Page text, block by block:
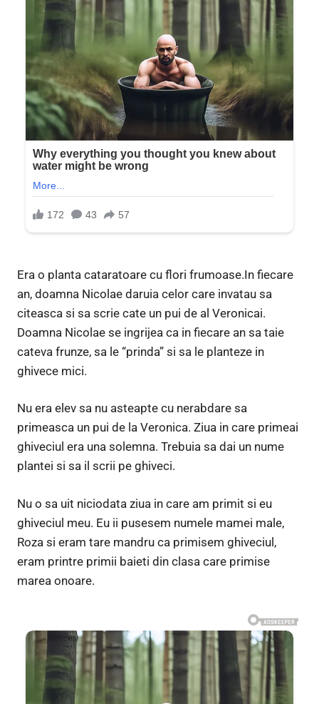
Era o planta cataratoare cu flori frumoase.In fiecare
an, doamna Nicolae daruia celor care invatau sa
citeasca si sa scrie cate un pui de al Veronicai.
Doamna Nicolae se ingrijea ca in fiecare an sa taie
cateva frunze, sa le “prinda” si sa le planteze in
ghivece mici.
Nu era elev sa nu asteapte cu nerabdare sa
primeasca un pui de la Veronica. Ziua in care primeai
ghiveciul era una solemna. Trebuia sa dai un nume
plantei si sa il scrii pe ghiveci.
Nu o sa uit niciodata ziua in care am primit si eu
ghiveciul meu. Eu ii pusesem numele mamei male,
Roza si eram tare mandru ca primisem ghiveciul,
eram printre primii baieti din clasa care primise
marea onoare.